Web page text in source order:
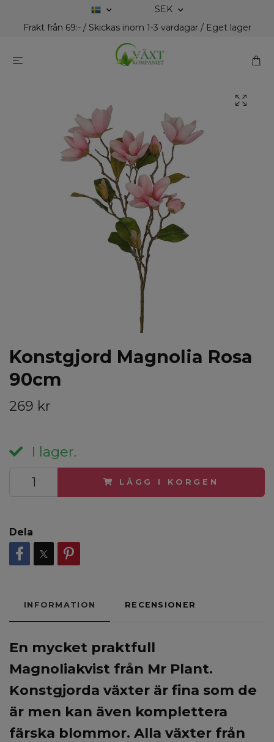
SEK
Frakt från 69:- / Skickas inom 1-3 vardagar / Eget lager
Konstgjord Magnolia Rosa
90cm
269 kr
I lager.
LÄGG I KORGEN
Dela
INFORMATION RECENSIONER
En mycket praktfull
Magnoliakvist från Mr Plant.
Konstgjorda växter är fina som de
är men kan även komplettera
färska blommor. Alla växter från